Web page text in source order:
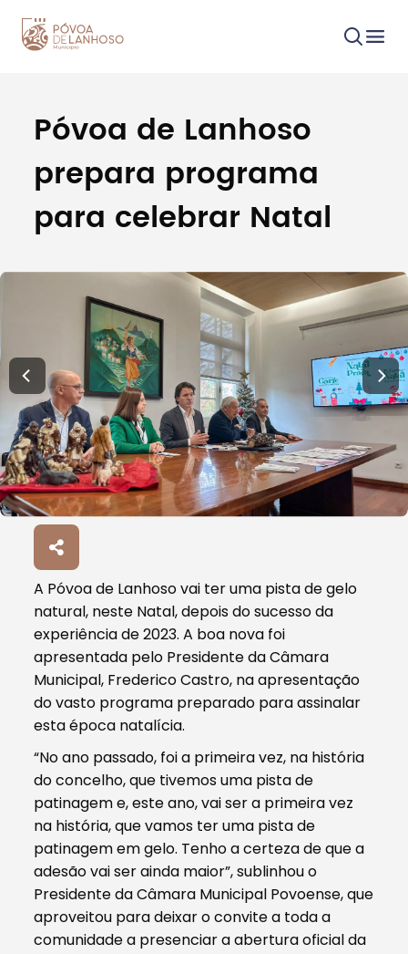
Procurar
Tipo de conteúdo
Filtros
Póvoa de Lanhoso
prepara programa
para celebrar Natal
A Póvoa de Lanhoso vai ter uma pista de gelo
natural, neste Natal, depois do sucesso da
experiência de 2023. A boa nova foi
apresentada pelo Presidente da Câmara
Municipal, Frederico Castro, na apresentação
do vasto programa preparado para assinalar
esta época natalícia.
“No ano passado, foi a primeira vez, na história
do concelho, que tivemos uma pista de
patinagem e, este ano, vai ser a primeira vez
na história, que vamos ter uma pista de
patinagem em gelo. Tenho a certeza de que a
adesão vai ser ainda maior”, sublinhou o
Presidente da Câmara Municipal Povoense, que
aproveitou para deixar o convite a toda a
comunidade a presenciar a abertura oficial da